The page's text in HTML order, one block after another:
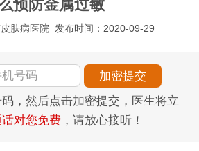
预防金属过敏
肤病医院 发布时间：2020-09-29
，然后点击加密提交，医生将立
对您免费 ，请放心接听！